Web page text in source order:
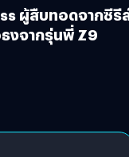
ผู้สืบทอดจากซีรี
งจากรุ่นพี่ Z9